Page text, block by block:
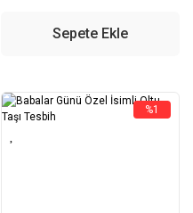
Sepete Ekle
%1